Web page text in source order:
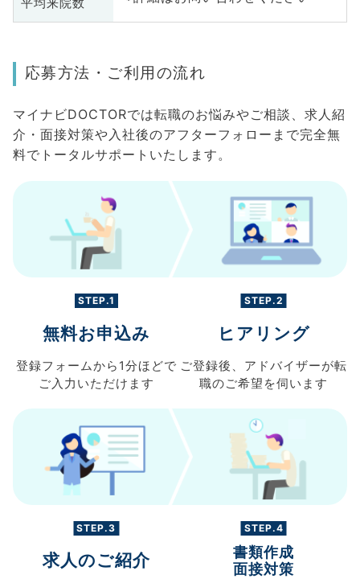
平均来院数
応募方法・ご利用の流れ
マイナビDOCTORでは転職のお悩みやご相談、求人紹
介・面接対策や入社後のアフターフォローまで完全無
料でトータルサポートいたします。
STEP.1
無料お申込み
登録フォームから 1分ほどで
ご入力 いただけます
STEP.2
ヒアリング
ご登録後、 アドバイザーが転
職のご希望を伺います
STEP.3
求人のご紹介
STEP.4
書類作成
面接対策